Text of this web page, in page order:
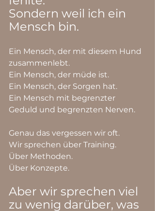
Sondern weil ich ein
Mensch bin.
Ein Mensch, der mit diesem Hund
zusammenlebt.
Ein Mensch, der müde ist.
Ein Mensch, der Sorgen hat.
Ein Mensch mit begrenzter
Geduld und begrenzten Nerven.
Genau das vergessen wir oft.
Wir sprechen über Training.
Über Methoden.
Über Konzepte.
Aber wir sprechen viel
zu wenig darüber, was